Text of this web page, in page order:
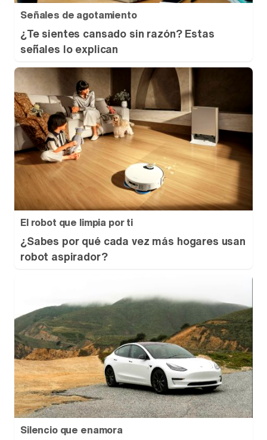
Señales de agotamiento
¿Te sientes cansado sin razón? Estas
señales lo explican
El robot que limpia por ti
¿Sabes por qué cada vez más hogares usan
robot aspirador?
Silencio que enamora